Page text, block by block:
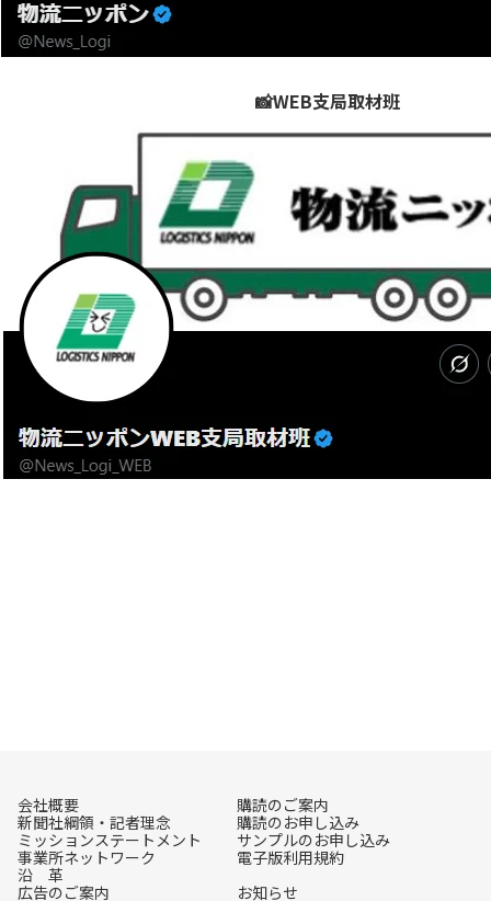
📸WEB支局取材班
会社概要
新聞社綱領・記者理念
ミッションステートメント
事業所ネットワーク
沿 革
購読のご案内
購読のお申し込み
サンプルのお申し込み
電子版利用規約
広告のご案内
お知らせ